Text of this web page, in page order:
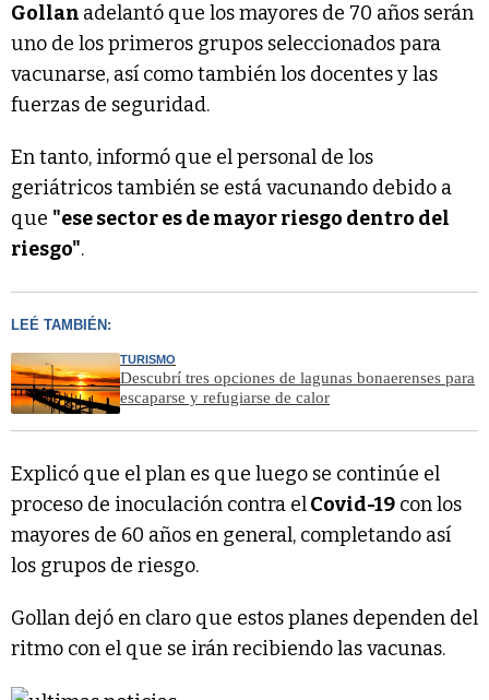
Gollan adelantó que los mayores de 70 años serán
uno de los primeros grupos seleccionados para
vacunarse, así como también los docentes y las
fuerzas de seguridad.
En tanto, informó que el personal de los
geriátricos también se está vacunando debido a
que "ese sector es de mayor riesgo dentro del
riesgo".
LEÉ TAMBIÉN:
TURISMO
Descubrí tres opciones de lagunas bonaerenses para
escaparse y refugiarse de calor
Explicó que el plan es que luego se continúe el
proceso de inoculación contra elCovid-19 con los
mayores de 60 años en general, completando así
los grupos de riesgo.
Gollan dejó en claro que estos planes dependen del
ritmo con el que se irán recibiendo las vacunas.